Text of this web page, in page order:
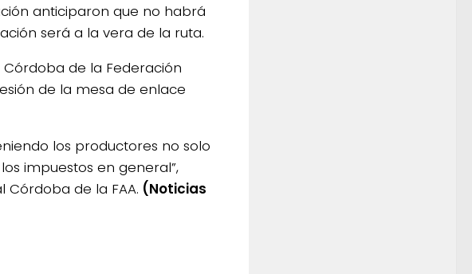
anticiparon que no habrá
será a la vera de la ruta.
de la Federación
de la mesa de enlace
los productores no solo
impuestos en general”,
Córdoba de la FAA. (Noticias